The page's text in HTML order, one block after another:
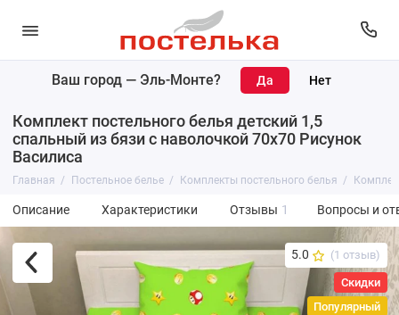
Ваш город — Эль-Монте?
Комплект постельного белья детский 1,5
спальный из бязи с наволочкой 70х70 Рисунок
Василиса
Главная Постельное белье Комплекты постельного белья
Описание Характеристики Отзывы 1 Вопросы и
5.0 (1 отзыв)
Скидки
Популярный